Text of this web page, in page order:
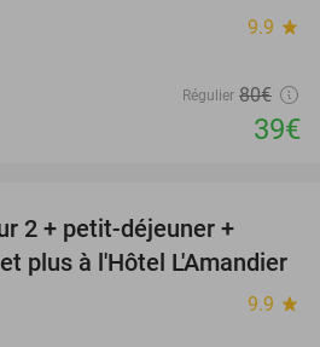
9.9 star
Régulier 80€
39€
2 + petit-déjeuner +
plus à l'Hôtel L'Amandier
9.9 star